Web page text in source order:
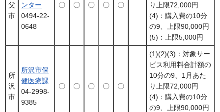
父
市
ンター
0494-22-
0648
〇 〇 〇 〇 〇
り上限72,000円
(4)：購入費の10分
の9、上限90,000円
(5)：上限5,000円
所
沢
市
所沢市保
健医療課
04-2998-
9385
〇 〇 〇 〇 〇
(1)(2)(3)：対象サー
ビス利用料合計額の
10分の9、1月あた
り上限72,000円
(4)：購入費の10分
の9、上限90,000円